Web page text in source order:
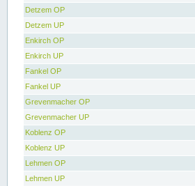
Detzem OP
Detzem UP
Enkirch OP
Enkirch UP
Fankel OP
Fankel UP
Grevenmacher OP
Grevenmacher UP
Koblenz OP
Koblenz UP
Lehmen OP
Lehmen UP